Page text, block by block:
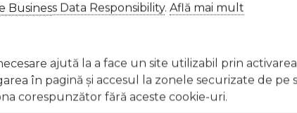
sau flacără.
ale soarelui.
clătiți imediat cu apă din abundență A nu se
Business Data Responsibility. Află mai mult
ajută la a face un site utilizabil prin
în pagină şi accesul la zonele securizate de pe
corespunzător fără aceste cookie-uri.